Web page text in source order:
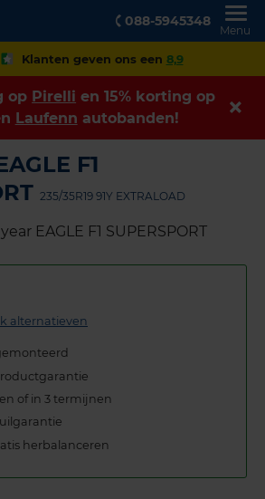
088-5945348
Menu
Klanten geven ons een 8,9
op Pirelli en 15% korting op
Laufenn autobanden!
F1
235/35R19 91Y EXTRALOAD
alternatieven
of in 3 termijnen
herbalanceren